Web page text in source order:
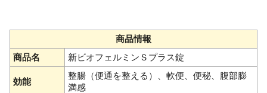
商品情報
商品名
新ビオフェルミンＳプラス錠
効能
整腸（便通を整える）、軟便、便秘、腹部膨
満感